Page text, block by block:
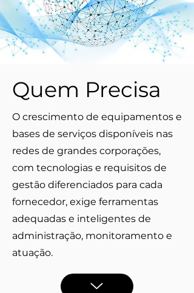
Quem Precisa
O crescimento de equipamentos e
bases de serviços disponíveis nas
redes de grandes corporações,
com tecnologias e requisitos de
gestão diferenciados para cada
fornecedor, exige ferramentas
adequadas e inteligentes de
administração, monitoramento e
atuação.